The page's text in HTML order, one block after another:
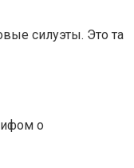
силуэты. Это та
о